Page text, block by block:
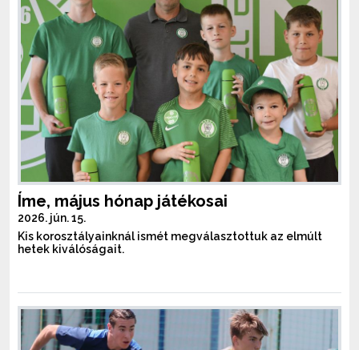
Íme, május hónap játékosai
2026. jún. 15.
Kis korosztályainknál ismét megválasztottuk az elmúlt
hetek kiválóságait.